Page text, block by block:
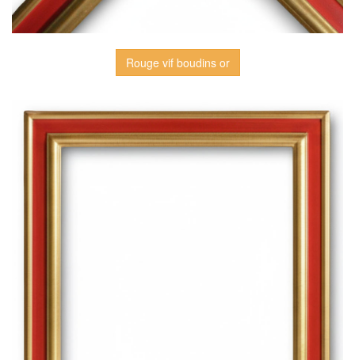
Rouge vif boudins or